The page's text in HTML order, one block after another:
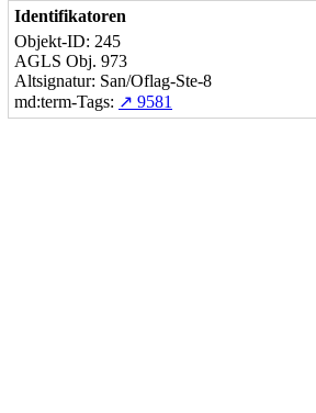
Identifikatoren
Objekt-ID: 245
AGLS Obj. 973
Altsignatur: San/Oflag-Ste-8
md:term-Tags: ↗ 9581